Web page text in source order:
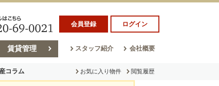
会員登録 ログイン
賃貸管理 スタッフ紹介 会社概要
コラム お気に入り物件 閲覧履歴